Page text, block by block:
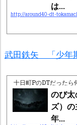
は...
http://around40-dt-
武田鉄矢 「少年
十日町PのDTだったら
のび
ズ）
年...